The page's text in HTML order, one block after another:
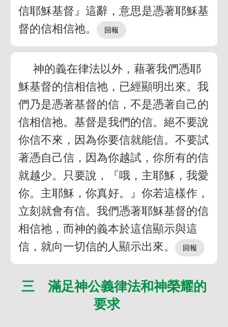
信耶穌基督』這辭，意思是憑著耶穌基
督的信相信祂。
神的義在律法以外，藉著我們憑耶
穌基督的信相信祂，已經顯明出來。我
們乃是憑著基督的信，不是憑著自己的
信相信祂。基督是我們的信。絕不要說
你信不來，因為你要信就能信。不要試
著憑自己信，因為你越試，你所有的信
就越少。只要說，『哦，主耶穌，我愛
你。主耶穌，你真好。』你若這樣作，
立刻就會有信。我們憑著耶穌基督的信
相信祂，而神的義本於這信顯示與這
信，就向一切信的人顯示出來。
三 滿足神公義律法和神榮耀的
要求